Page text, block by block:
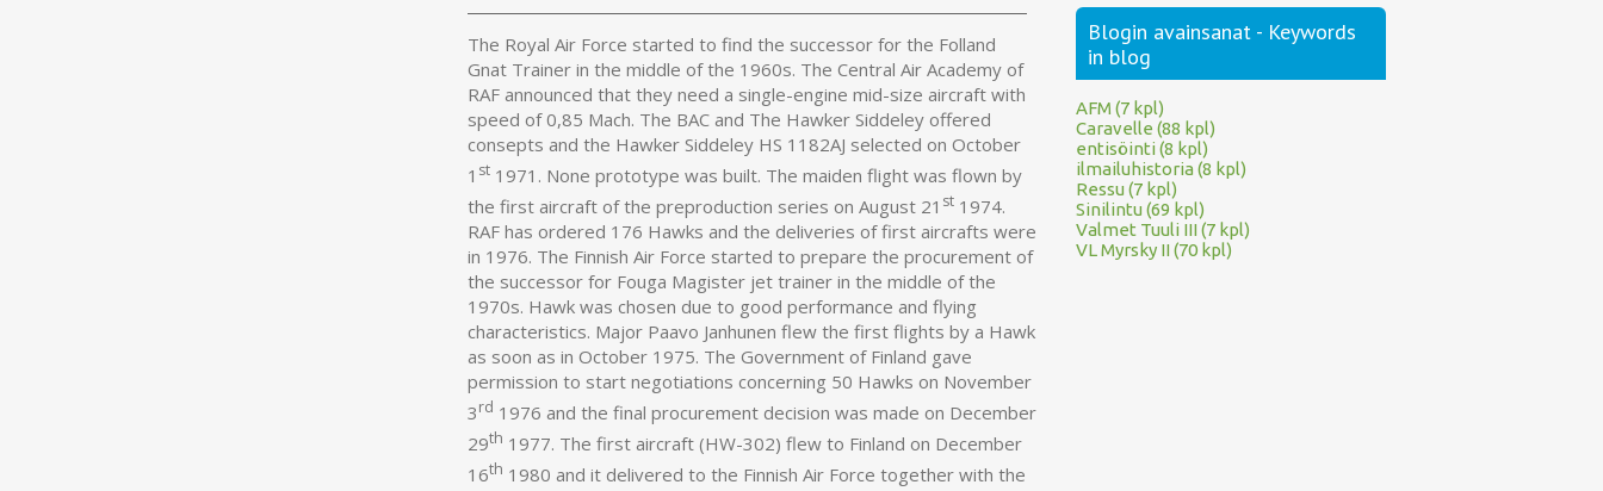
The Royal Air Force started to find the successor for the Folland
Gnat Trainer in the middle of the 1960s. The Central Air Academy of
RAF announced that they need a single-engine mid-size aircraft with
speed of 0,85 Mach. The BAC and The Hawker Siddeley offered
consepts and the Hawker Siddeley HS 1182AJ selected on October
1 st 1971. None prototype was built. The maiden flight was flown by
the first aircraft of the preproduction series on August 21 st 1974.
RAF has ordered 176 Hawks and the deliveries of first aircrafts were
in 1976. The Finnish Air Force started to prepare the procurement of
the successor for Fouga Magister jet trainer in the middle of the
1970s. Hawk was chosen due to good performance and flying
characteristics. Major Paavo Janhunen flew the first flights by a Hawk
as soon as in October 1975. The Government of Finland gave
permission to start negotiations concerning 50 Hawks on November
3rd 1976 and the final procurement decision was made on December
29th 1977. The first aircraft (HW-302) flew to Finland on December
16th 1980 and it delivered to the Finnish Air Force together with the
Blogin avainsanat - Keywords
in blog
AFM (7 kpl)
Caravelle (88 kpl)
entisöinti (8 kpl)
ilmailuhistoria (8 kpl)
Ressu (7 kpl)
Sinilintu (69 kpl)
Valmet Tuuli III (7 kpl)
VL Myrsky II (70 kpl)